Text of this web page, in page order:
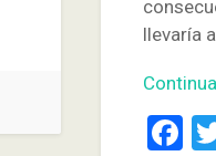
llevaría